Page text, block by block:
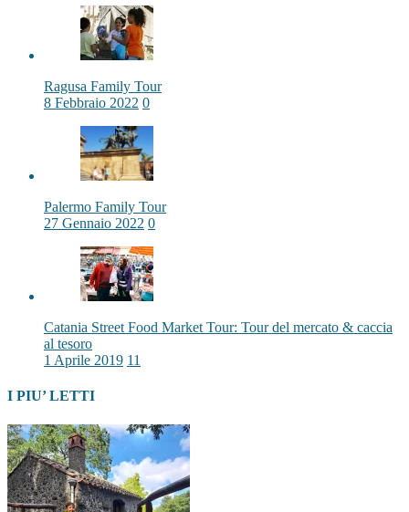
Ragusa Family Tour
8 Febbraio 2022 0
Palermo Family Tour
27 Gennaio 2022 0
Catania Street Food Market Tour: Tour del mercato & caccia
al tesoro
1 Aprile 2019 11
I PIU’ LETTI